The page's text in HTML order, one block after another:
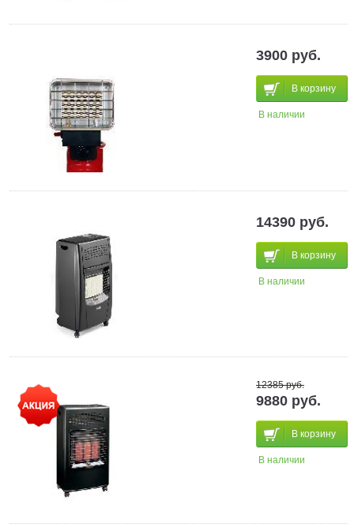
3900 руб.
В корзину
В наличии
14390 руб.
В корзину
В наличии
12385 руб.
9880 руб.
В корзину
В наличии